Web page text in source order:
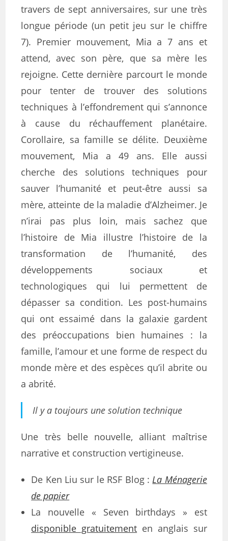
travers de sept anniversaires, sur une très
longue période (un petit jeu sur le chiffre
7). Premier mouvement, Mia a 7 ans et
attend, avec son père, que sa mère les
rejoigne. Cette dernière parcourt le monde
pour tenter de trouver des solutions
techniques à l’effondrement qui s’annonce
à cause du réchauffement planétaire.
Corollaire, sa famille se délite. Deuxième
mouvement, Mia a 49 ans. Elle aussi
cherche des solutions techniques pour
sauver l’humanité et peut-être aussi sa
mère, atteinte de la maladie d’Alzheimer. Je
n’irai pas plus loin, mais sachez que
l’histoire de Mia illustre l’histoire de la
transformation de l’humanité, des
développements sociaux et
technologiques qui lui permettent de
dépasser sa condition. Les post-humains
qui ont essaimé dans la galaxie gardent
des préoccupations bien humaines : la
famille, l’amour et une forme de respect du
monde mère et des espèces qu’il abrite ou
a abrité.
Il y a toujours une solution technique
Une très belle nouvelle, alliant maîtrise
narrative et construction vertigineuse.
De Ken Liu sur le RSF Blog :La Ménagerie
de papier
La nouvelle « Seven birthdays » est
disponible gratuitement en anglais sur